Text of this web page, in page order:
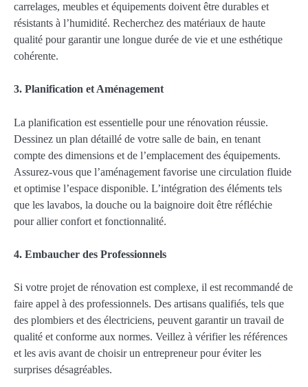
carrelages, meubles et équipements doivent être durables et
résistants à l’humidité. Recherchez des matériaux de haute
qualité pour garantir une longue durée de vie et une esthétique
cohérente.
3. Planification et Aménagement
La planification est essentielle pour une rénovation réussie.
Dessinez un plan détaillé de votre salle de bain, en tenant
compte des dimensions et de l’emplacement des équipements.
Assurez-vous que l’aménagement favorise une circulation fluide
et optimise l’espace disponible. L’intégration des éléments tels
que les lavabos, la douche ou la baignoire doit être réfléchie
pour allier confort et fonctionnalité.
4. Embaucher des Professionnels
Si votre projet de rénovation est complexe, il est recommandé de
faire appel à des professionnels. Des artisans qualifiés, tels que
des plombiers et des électriciens, peuvent garantir un travail de
qualité et conforme aux normes. Veillez à vérifier les références
et les avis avant de choisir un entrepreneur pour éviter les
surprises désagréables.